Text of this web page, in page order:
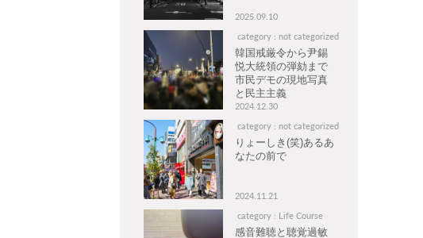
2025.09.10
category : not categorized
韓国戒厳令から尹錫
悦大統領の弾劾まで
市民デモの現地写真
と民主主義
2024.12.30
category : not categorized
りょーしき(笑)あるあ
なたの前で
2024.11.21
category : Life Course
感音難聴と聴覚過敏